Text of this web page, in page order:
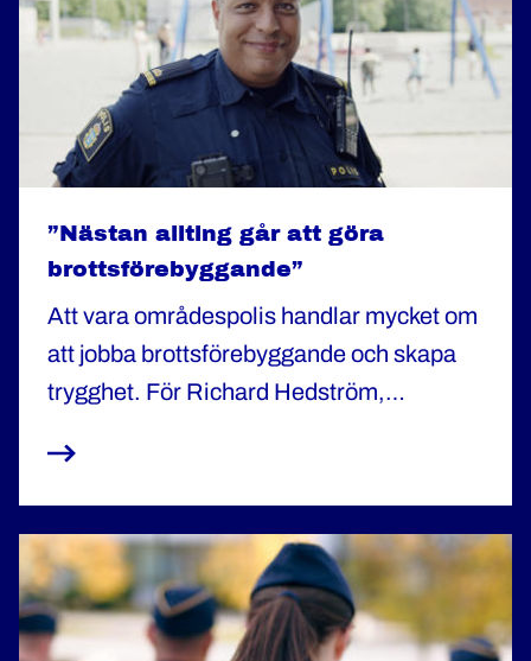
”Nästan allting går att göra
brottsförebyggande”
Att vara områdespolis handlar mycket om
att jobba brottsförebyggande och skapa
trygghet. För Richard Hedström,
att hjälpa människor att hamna rätt i livet.
– Här känner jag att jag kan göra skillnad.